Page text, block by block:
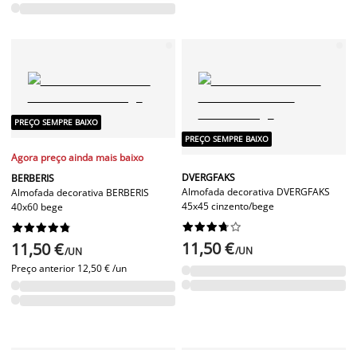
PREÇO SEMPRE BAIXO
Agora preço ainda mais baixo
BERBERIS
Almofada decorativa BERBERIS
40x60 bege






11,50 €/UN
Preço anterior 12,50 € /un
PREÇO SEMPRE BAIXO
DVERGFAKS
Almofada decorativa DVERGFAKS
45x45 cinzento/bege






11,50 €/UN